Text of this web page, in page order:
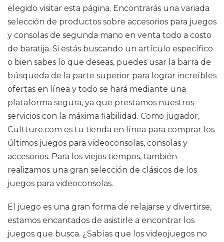
elegido visitar esta página. Encontrarás una variada
selección de productos sobre accesorios para juegos
y consolas de segunda mano en venta todo a costo
de baratija. Si estás buscando un artículo específico
o bien sabes lo que deseas, puedes usar la barra de
búsqueda de la parte superior para lograr increíbles
ofertas en línea y todo se hará mediante una
plataforma segura, ya que prestamos nuestros
servicios con la máxima fiabilidad. Como jugador,
Cultture.com es tu tienda en línea para comprar los
últimos juegos para videoconsolas, consolas y
accesorios. Para los viejos tiempos, también
realizamos una gran selección de clásicos de los
juegos para videoconsolas.
El juego es una gran forma de relajarse y divertirse,
estamos encantados de asistirle a encontrar los
juegos que busca. ¿Sabías que los videojuegos no